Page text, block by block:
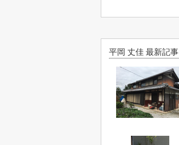
平岡 丈佳 最新記事